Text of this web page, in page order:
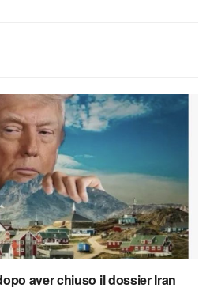
aver chiuso il dossier Iran